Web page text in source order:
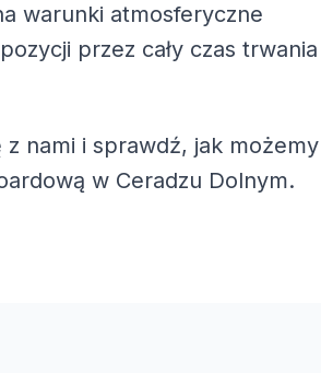
warunki atmosferyczne
przez cały czas trwania
nami i sprawdź, jak możemy
w Ceradzu Dolnym.